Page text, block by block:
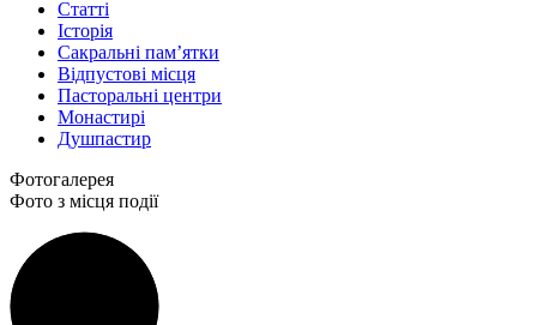
Статті
Історія
Сакральні пам’ятки
Відпустові місця
Пасторальні центри
Монастирі
Душпастир
Фотогалерея
Фото з місця події